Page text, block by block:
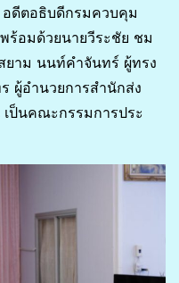
ดีตอธิบดีกรมควบคุม
อมด้วยนายวีระชัย ชม
าม นนท์คำจันทร์ ผู้ทรง
ผู้อำนวยการสำนักส่ง
ป็นคณะกรรมการประ